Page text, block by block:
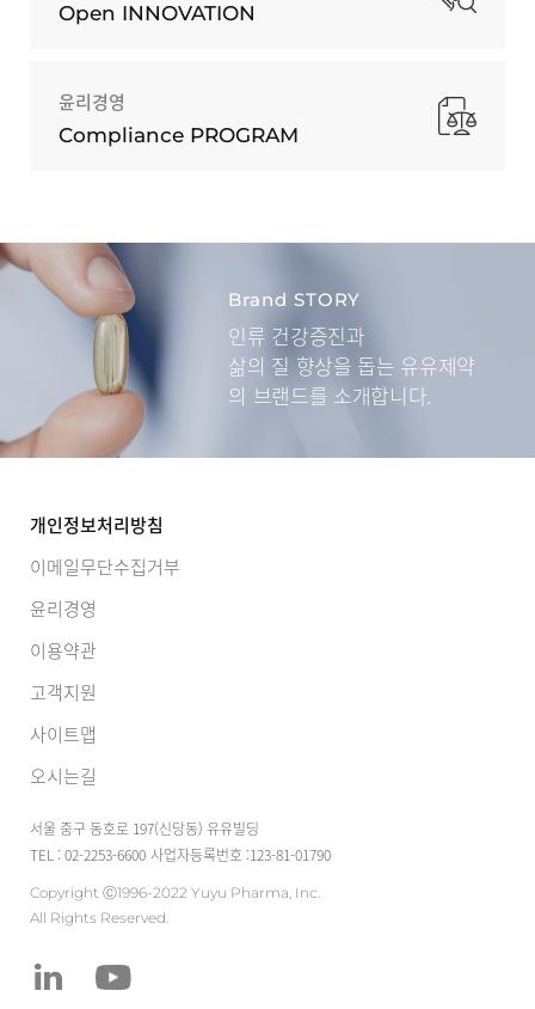
Open INNOVATION
윤리경영
Compliance PROGRAM
Brand STORY
인류 건강증진과
삶의 질 향상을 돕는 유유제약
의 브랜드를 소개합니다.
개인정보처리방침
이메일무단수집거부
윤리경영
이용약관
고객지원
사이트맵
오시는길
서울 중구 동호로 197(신당동) 유유빌딩
TEL : 02-2253-6600 사업자등록번호 :123-81-01790
Copyright Ⓒ1996-2022 Yuyu Pharma, Inc.
All Rights Reserved.